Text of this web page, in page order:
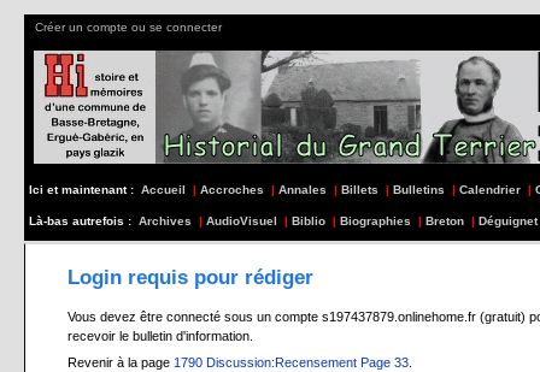
Créer un compte ou se connecter
Ici et maintenant : Accueil | Accroches | Annales | Billets | Bulletins | Calendrier |
Là-bas autrefois : Archives | AudioVisuel | Biblio | Biographies | Breton | Déguignet
Login requis pour rédiger
Vous devez être connecté sous un compte s197437879.onlinehome.fr (gratuit)
recevoir le bulletin d'information.
Revenir à la page 1790 Discussion:Recensement Page 33